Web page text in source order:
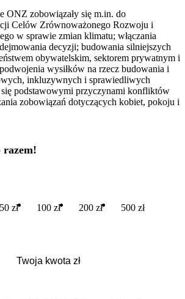
ONZ zobowiązały się m.in. do
Celów Zrównoważonego Rozwoju i
w sprawie zmian klimatu; włączania
decyzji; budowania silniejszych
obywatelskim, sektorem prywatnym i
wysiłków na rzecz budowania i
inkluzywnych i sprawiedliwych
się podstawowymi przyczynami konfliktów
zobowiązań dotyczących kobiet, pokoju i
razem!
50 zł 100 zł 200 zł 500 zł